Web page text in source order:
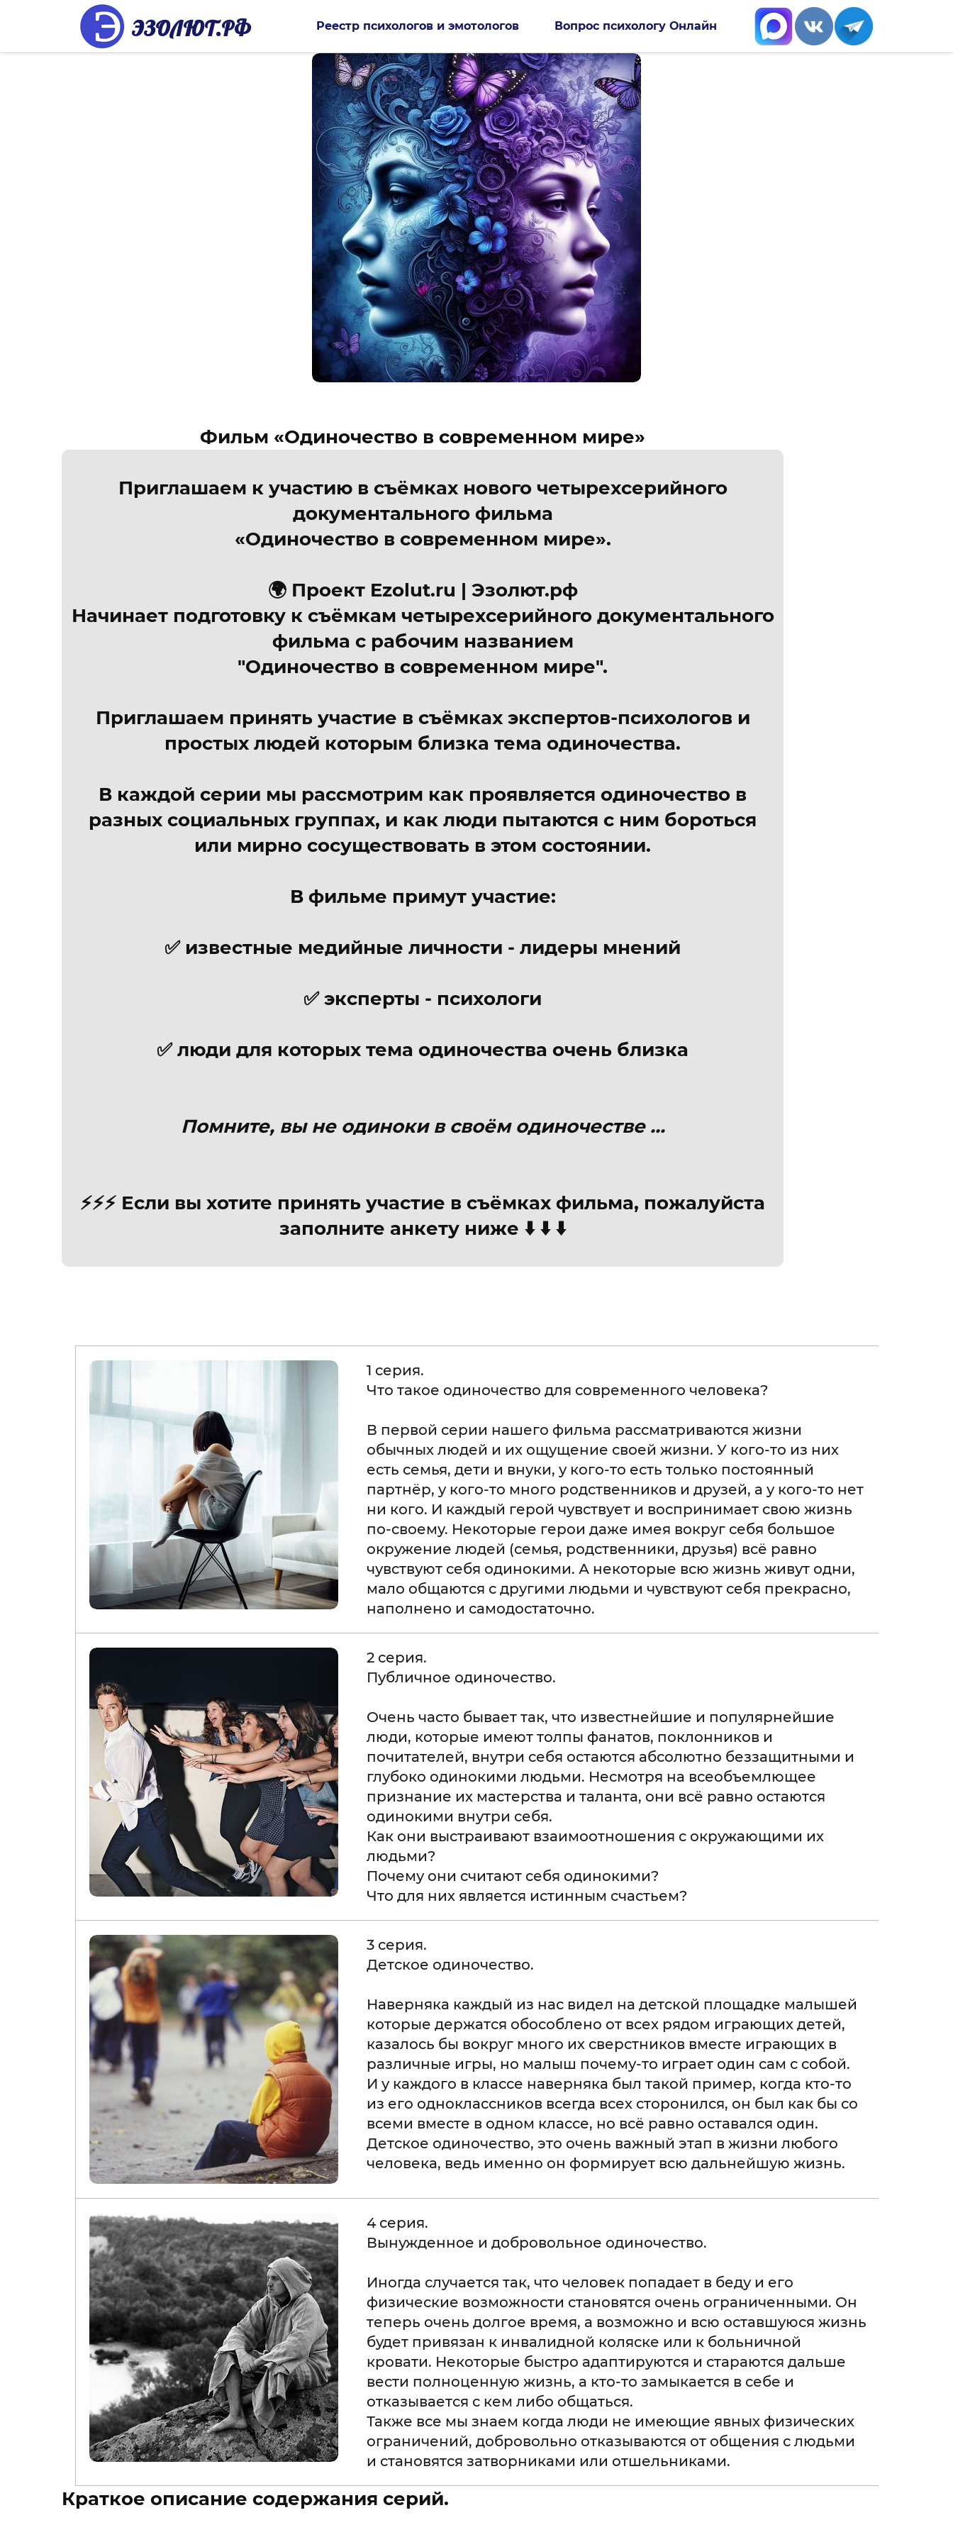
ЭЗОЛЮТ.РФ Реестр психологов и эмотологов Вопрос психологу Онлайн
Фильм «Одиночество в современном мире»
Приглашаем к участию в съёмках нового четырехсерийного
документального фильма
«Одиночество в современном мире».
🌍 Проект Ezolut.ru | Эзолют.рф
Начинает подготовку к съёмкам четырехсерийного документального
фильма с рабочим названием
"Одиночество в современном мире".
Приглашаем принять участие в съёмках экспертов-психологов и
простых людей которым близка тема одиночества.
В каждой серии мы рассмотрим как проявляется одиночество в
разных социальных группах, и как люди пытаются с ним бороться
или мирно сосуществовать в этом состоянии.
В фильме примут участие:
✅ известные медийные личности - лидеры мнений
✅ эксперты - психологи
✅ люди для которых тема одиночества очень близка
Помните, вы не одиноки в своём одиночестве ...
⚡️⚡️⚡️ Если вы хотите принять участие в съёмках фильма, пожалуйста
заполните анкету ниже ⬇️ ⬇️ ⬇️
1 серия.
Что такое одиночество для современного человека?
В первой серии нашего фильма рассматриваются жизни
обычных людей и их ощущение своей жизни. У кого-то из них
есть семья, дети и внуки, у кого-то есть только постоянный
партнёр, у кого-то много родственников и друзей, а у кого-то нет
ни кого. И каждый герой чувствует и воспринимает свою жизнь
по-своему. Некоторые герои даже имея вокруг себя большое
окружение людей (семья, родственники, друзья) всё равно
чувствуют себя одинокими. А некоторые всю жизнь живут одни,
мало общаются с другими людьми и чувствуют себя прекрасно,
наполнено и самодостаточно.
2 серия.
Публичное одиночество.
Очень часто бывает так, что известнейшие и популярнейшие
люди, которые имеют толпы фанатов, поклонников и
почитателей, внутри себя остаются абсолютно беззащитными и
глубоко одинокими людьми. Несмотря на всеобъемлющее
признание их мастерства и таланта, они всё равно остаются
одинокими внутри себя.
Как они выстраивают взаимоотношения с окружающими их
людьми?
Почему они считают себя одинокими?
Что для них является истинным счастьем?
3 серия.
Детское одиночество.
Наверняка каждый из нас видел на детской площадке малышей
которые держатся обособлено от всех рядом играющих детей,
казалось бы вокруг много их сверстников вместе играющих в
различные игры, но малыш почему-то играет один сам с собой.
И у каждого в классе наверняка был такой пример, когда кто-то
из его одноклассников всегда всех сторонился, он был как бы со
всеми вместе в одном классе, но всё равно оставался один.
Детское одиночество, это очень важный этап в жизни любого
человека, ведь именно он формирует всю дальнейшую жизнь.
4 серия.
Вынужденное и добровольное одиночество.
Иногда случается так, что человек попадает в беду и его
физические возможности становятся очень ограниченными. Он
теперь очень долгое время, а возможно и всю оставшуюся жизнь
будет привязан к инвалидной коляске или к больничной
кровати. Некоторые быстро адаптируются и стараются дальше
вести полноценную жизнь, а кто-то замыкается в себе и
отказывается с кем либо общаться.
Также все мы знаем когда люди не имеющие явных физических
ограничений, добровольно отказываются от общения с людьми
и становятся затворниками или отшельниками.
Краткое описание содержания серий.